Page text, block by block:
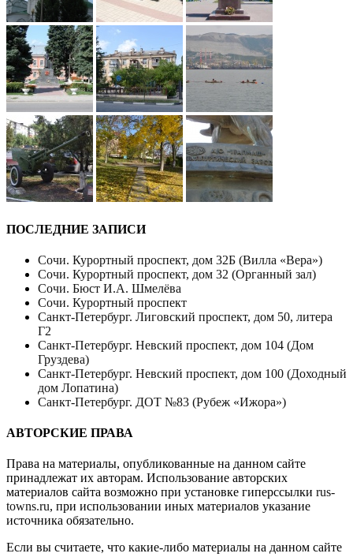
ПОСЛЕДНИЕ ЗАПИСИ
Сочи. Курортный проспект, дом 32Б (Вилла «Вера»)
Сочи. Курортный проспект, дом 32 (Органный зал)
Сочи. Бюст И.А. Шмелёва
Сочи. Курортный проспект
Санкт-Петербург. Лиговский проспект, дом 50, литера
Г2
Санкт-Петербург. Невский проспект, дом 104 (Дом
Груздева)
Санкт-Петербург. Невский проспект, дом 100 (Доходный
дом Лопатина)
Санкт-Петербург. ДОТ №83 (Рубеж «Ижора»)
АВТОРСКИЕ ПРАВА
Права на материалы, опубликованные на данном сайте
принадлежат их авторам. Использование авторских
материалов сайта возможно при установке гиперссылки rus-
towns.ru, при использовании иных материалов указание
источника обязательно.
Если вы считаете, что какие-либо материалы на данном сайте